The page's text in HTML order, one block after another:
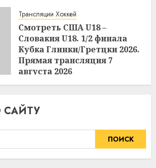
Трансляции Хоккей
Смотреть США U18 –
Словакия U18. 1/2 финала
Кубка Глинки/Гретцки 2026.
Прямая трансляция 7
августа 2026
21:14 07.08.2026